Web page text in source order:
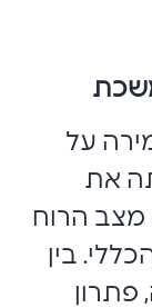
על
את
מצב הרוח
בין
פתרון